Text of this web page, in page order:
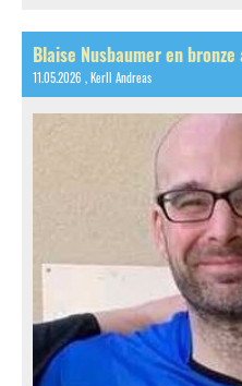
11.05.2026 , Kerll Andreas